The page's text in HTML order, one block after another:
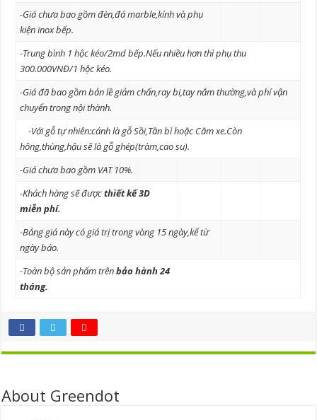
-Giá chưa bao gồm đèn,đá marble,kính và phụ
kiện inox bếp.
-Trung bình 1 hộc kéo/2md bếp.Nếu nhiều hơn thì phụ thu
300.000VNĐ/1 hộc kéo.
-Giá đã bao gồm bản lề giảm chấn,ray bi,tay nắm thường,và phí vận
chuyển trong nội thành.
-Với gỗ tự nhiên:cánh là gỗ Sồi,Tần bì hoặc Căm xe.Còn
hông,thùng,hậu sẽ là gỗ ghép(tràm,cao su).
-Giá chưa bao gồm VAT 10%.
-Khách hàng sẽ đượcthiết kế 3D
miễnphí.
-Bảng giá này có giá trị trong vòng 15 ngày,kể từ
ngày báo.
-Toàn bộ sản phẩm trênbảo hành 24
tháng.
About Greendot